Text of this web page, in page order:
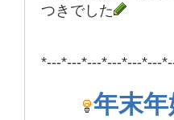
つきでした
*---*---*---*---*---*---
年末